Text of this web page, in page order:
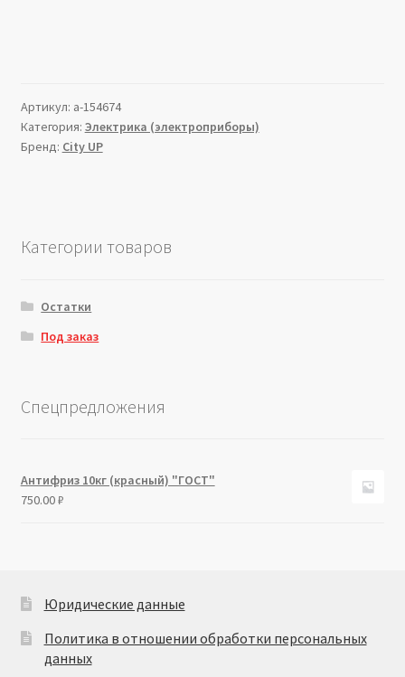
Артикул: a-154674
Категория: Электрика (электроприборы)
Бренд: City UP
Категории товаров
Остатки
Под заказ
Спецпредложения
Антифриз 10кг (красный) "ГОСТ"
750.00₽
Юридические данные
Политика в отношении обработки персональных
данных